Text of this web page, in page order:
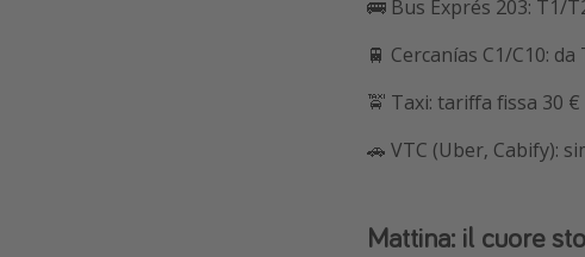
🚌 Bus Exprés 203: T1/
🚆 Cercanías C1/C10:
🚖 Taxi: tariffa fissa 30
🚗 VTC (Uber, Cabify):
Mattina: il cuore